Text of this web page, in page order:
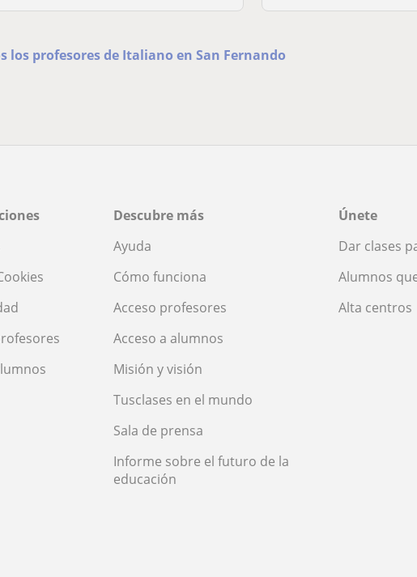
los profesores de Italiano en San Fernando
Descubre más
Ayuda
Cómo funciona
Acceso profesores
Acceso a alumnos
Misión y visión
Tusclases en el mundo
Sala de prensa
Informe sobre el futuro de la
educación
Únete
Dar clases
Alumnos
Alta centros